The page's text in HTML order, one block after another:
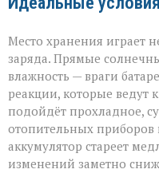
Место хранения играет
заряда. Прямые
влажность — враги
реакции, которые ведут
подойдёт прохладное,
отопительных приборов
аккумулятор стареет
изменений заметно